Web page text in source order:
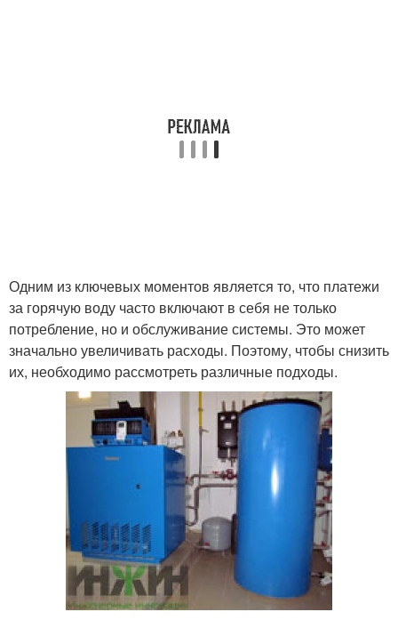
Одним из ключевых моментов является то, что платежи
за горячую воду часто включают в себя не только
потребление, но и обслуживание системы. Это может
значально увеличивать расходы. Поэтому, чтобы снизить
их, необходимо рассмотреть различные подходы.